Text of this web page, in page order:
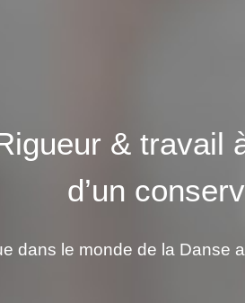
& travail
d’un
dans le monde de la Danse